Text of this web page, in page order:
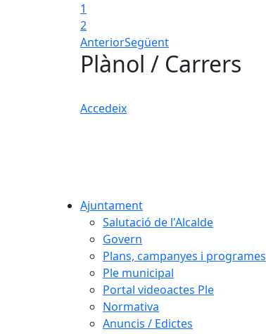
1
2
AnteriorSegüent
Plànol / Carrers
Accedeix
Ajuntament
Salutació de l'Alcalde
Govern
Plans, campanyes i programes
Ple municipal
Portal videoactes Ple
Normativa
Anuncis / Edictes